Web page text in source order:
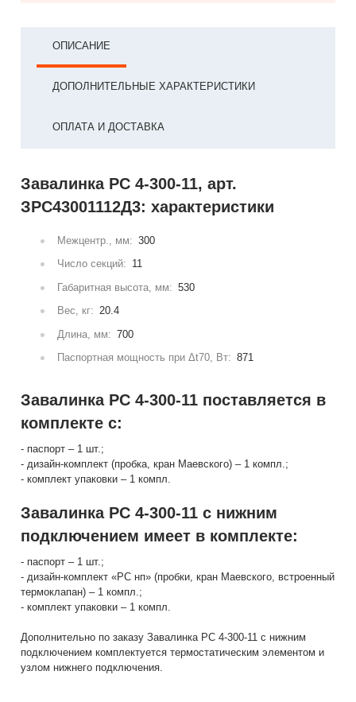
ОПИСАНИЕ
ДОПОЛНИТЕЛЬНЫЕ ХАРАКТЕРИСТИКИ
ОПЛАТА И ДОСТАВКА
Завалинка РС 4-300-11, арт.
ЗРС43001112Д3: характеристики
Межцентр., мм: 300
Число секций: 11
Габаритная высота, мм: 530
Вес, кг: 20.4
Длина, мм: 700
Паспортная мощность при Δt70, Вт: 871
Завалинка РС 4-300-11 поставляется в
комплекте с:
- паспорт – 1 шт.;
- дизайн-комплект (пробка, кран Маевского) – 1 компл.;
- комплект упаковки – 1 компл.
Завалинка РС 4-300-11 с нижним
подключением имеет в комплекте:
- паспорт – 1 шт.;
- дизайн-комплект «РС нп» (пробки, кран Маевского, встроенный
термоклапан) – 1 компл.;
- комплект упаковки – 1 компл.
Дополнительно по заказу Завалинка РС 4-300-11 с нижним
подключением комплектуется термостатическим элементом и
узлом нижнего подключения.